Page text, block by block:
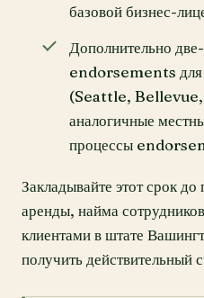
базовой бизнес-
Дополнительно
endorsements для
(Seattle,
аналогичные
процессы
Закладывайте этот срок
аренды, найма
клиентами в штате
получить действительный